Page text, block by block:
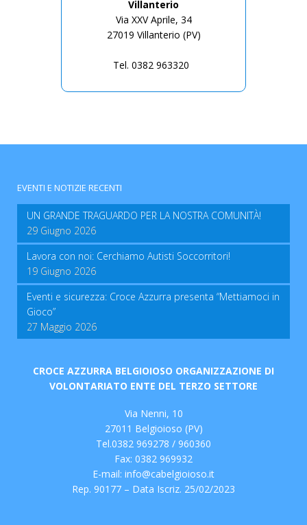
Villanterio
Via XXV Aprile, 34
27019 Villanterio (PV)
Tel. 0382 963320
EVENTI E NOTIZIE RECENTI
UN GRANDE TRAGUARDO PER LA NOSTRA COMUNITÀ!
29 Giugno 2026
Lavora con noi: Cerchiamo Autisti Soccorritori!
19 Giugno 2026
Eventi e sicurezza: Croce Azzurra presenta “Mettiamoci in
Gioco”
27 Maggio 2026
CROCE AZZURRA BELGIOIOSO ORGANIZZAZIONE DI
VOLONTARIATO ENTE DEL TERZO SETTORE
Via Nenni, 10
27011 Belgioioso (PV)
Tel.0382 969278 / 960360
Fax: 0382 969932
E-mail: info@cabelgioioso.it
Rep. 90177 – Data Iscriz. 25/02/2023